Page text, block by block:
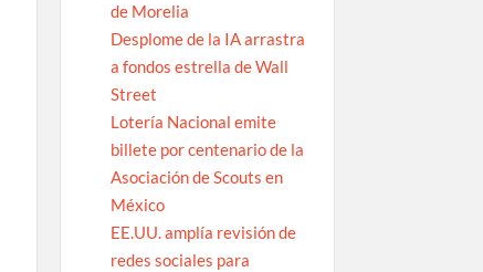
de Morelia
Desplome de la IA arrastra
a fondos estrella de Wall
Street
Lotería Nacional emite
billete por centenario de la
Asociación de Scouts en
México
EE.UU. amplía revisión de
redes sociales para